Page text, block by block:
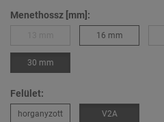
Menethossz [mm]:
16 mm
30 mm
Felület:
horganyzott V2A